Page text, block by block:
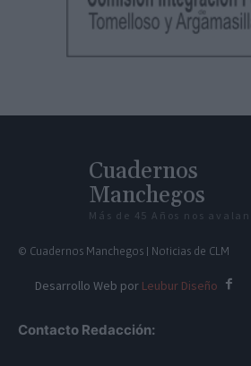
Cuadernos
Manchegos
Más de 45 Años nos avalan
© Cuadernos Manchegos | Noticias de CLM
Desarrollo Web por Leubur Diseño
Contacto Redacción: